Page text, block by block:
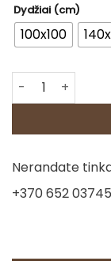
Dydžiai (cm)
100x100
produkto kiekis:
Nerandate
+370 652 03745